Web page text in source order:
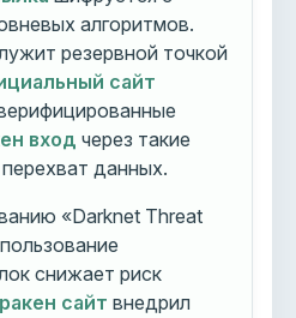
алгоритмов.
резервной точкой
сайт
вход через такие
данных.
«Darknet Threat
снижает риск
сайт внедрил